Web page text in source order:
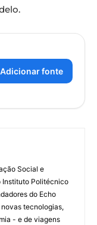
Adicionar fonte
Social e
Instituto Politécnico
do Echo
tecnologias,
- e de viagens